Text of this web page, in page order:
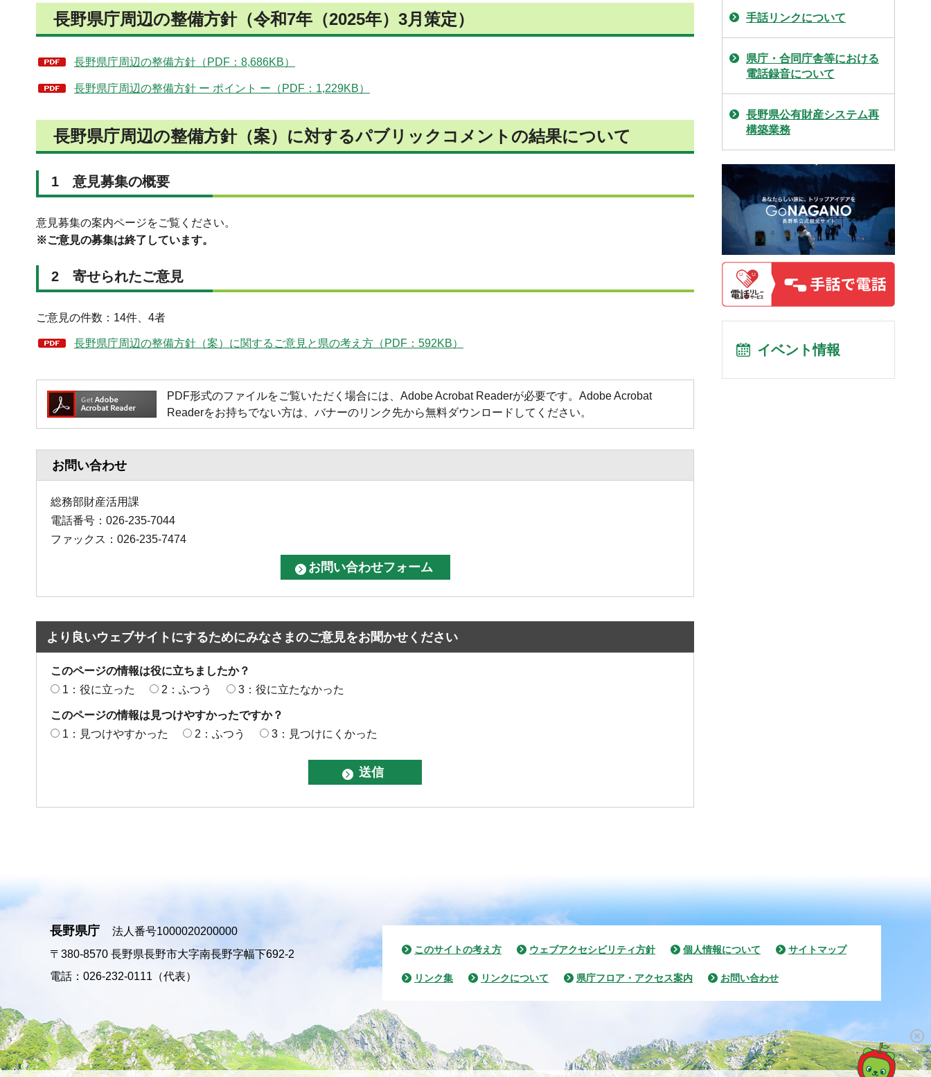
長野県庁周辺の整備方針（令和7年（2025年）3月策定）
長野県庁周辺の整備方針（PDF：8,686KB）
長野県庁周辺の整備方針 ー ポイント ー（PDF：1,229KB）
長野県庁周辺の整備方針（案）に対するパブリックコメントの結果について
1 意見募集の概要
意見募集の案内ページをご覧ください。
※ご意見の募集は終了しています。
2 寄せられたご意見
ご意見の件数：14件、4者
長野県庁周辺の整備方針（案）に関するご意見と県の考え方（PDF：592KB）
PDF形式のファイルをご覧いただく場合には、Adobe Acrobat Readerが必要です。Adobe Acrobat
Readerをお持ちでない方は、バナーのリンク先から無料ダウンロードしてください。
お問い合わせ
総務部財産活用課
電話番号：026-235-7044
ファックス：026-235-7474
より良いウェブサイトにするためにみなさまのご意見をお聞かせください
このページの情報は役に立ちましたか？
1：役に立った
2：ふつう 3：役に立たなかった
このページの情報は見つけやすかったですか？
1：見つけやすかった
2：ふつう 3：見つけにくかった
手話リンクについて
県庁・合同庁舎等における
電話録音について
長野県公有財産システム再
構築業務
イベント情報
長野県庁
法人番号1000020200000
〒380-8570 長野県長野市大字南長野字幅下692-2
電話：026-232-0111（代表）
このサイトの考え方 ウェブアクセシビリティ方針 個人情報について サイトマップ
リンク集 リンクについて 県庁フロア・アクセス案内 お問い合わせ